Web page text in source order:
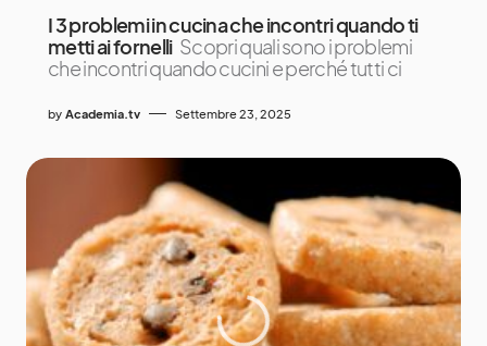
I 3 problemi in cucina che incontri quando ti
metti ai fornelli Scopri quali sono i problemi
che incontri quando cucini e perché tutti ci
by Academia.tv Settembre 23, 2025